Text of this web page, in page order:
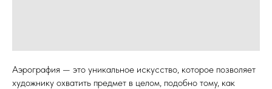
Аэрография — это уникальное искусство, которое позволяет
художнику охватить предмет в целом, подобно тому, как